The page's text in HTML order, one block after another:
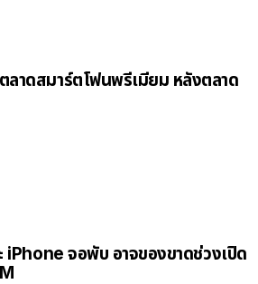
าดสมาร์ตโฟนพรีเมียม หลังตลาด
iPhone จอพับ อาจของขาดช่วงเปิด